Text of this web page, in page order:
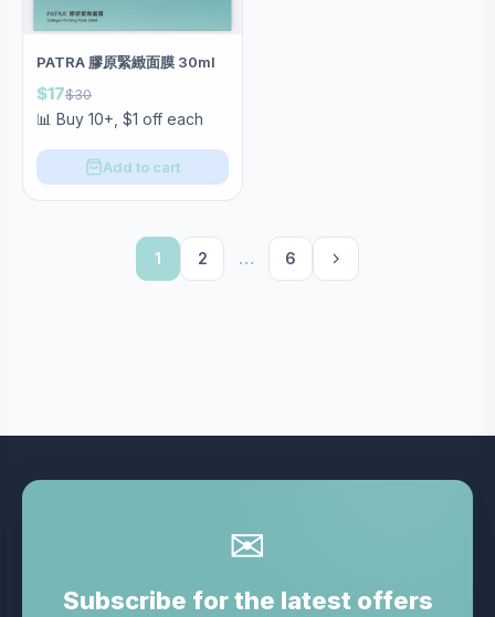
PATRA 膠原緊緻面膜 30ml
$17$30
📊 Buy 10+, $1 off each
Add to cart
1 2 … 6
✉
Subscribe for the latest offers